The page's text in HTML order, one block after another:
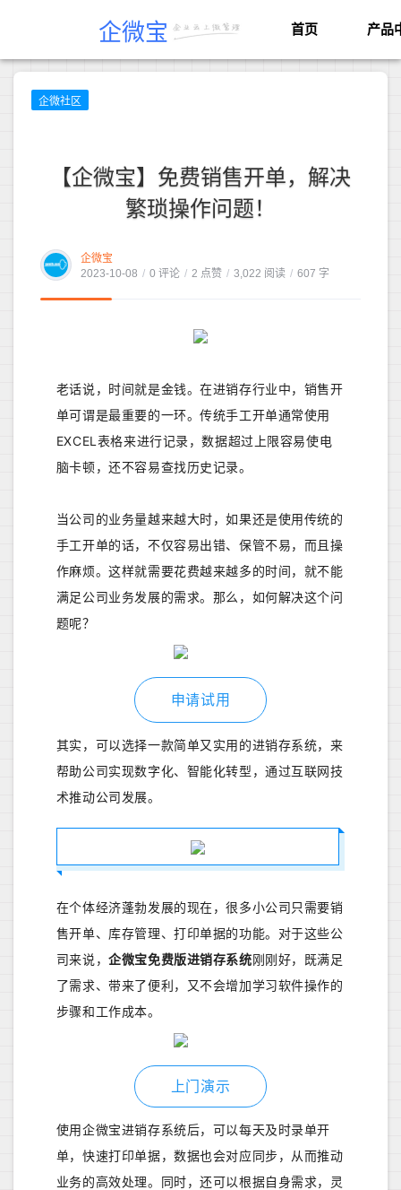
企微宝 首页 产品
企微社区
【企微宝】免费销售开单，解决
繁琐操作问题！
企微宝
2023-10-08 / 0 评论 / 2 点赞 / 3,022 阅读 / 607 字
老话说，时间就是金钱。在进销存行业中，销售开
单可谓是最重要的一环。传统手工开单通常使用
EXCEL表格来进行记录，数据超过上限容易使电
脑卡顿，还不容易查找历史记录。
当公司的业务量越来越大时，如果还是使用传统的
手工开单的话，不仅容易出错、保管不易，而且操
作麻烦。这样就需要花费越来越多的时间，就不能
满足公司业务发展的需求。那么，如何解决这个问
题呢？
申请试用
其实，可以选择一款简单又实用的进销存系统，来
帮助公司实现数字化、智能化转型，通过互联网技
术推动公司发展。
在个体经济蓬勃发展的现在，很多小公司只需要销
售开单、库存管理、打印单据的功能。 对于这些公
司来说，企微宝免费版进销存系统刚刚好，既满足
了需求、带来了便利，又不会增加学习软件操作的
步骤和工作成本。
上门演示
使用企微宝进销存系统后，可以每天及时录单开
单，快速打印单据，数据也会对应同步，从而推动
业务的高效处理。同时，还可以根据自身需求，灵